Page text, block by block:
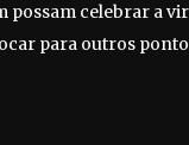
celebrar a
para outros